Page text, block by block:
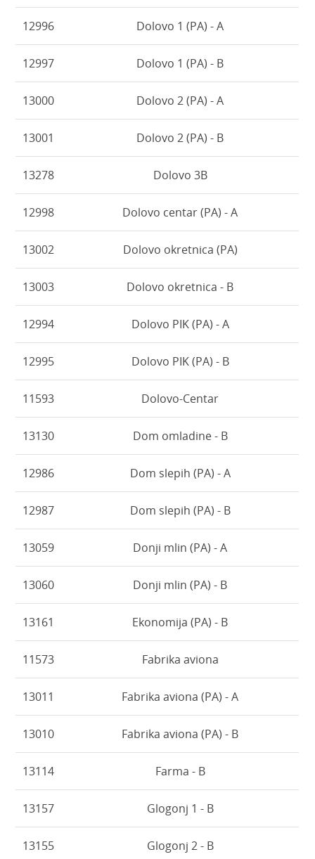
12996 Dolovo 1 (PA) - A
12997 Dolovo 1 (PA) - B
13000 Dolovo 2 (PA) - A
13001 Dolovo 2 (PA) - B
13278 Dolovo 3B
12998 Dolovo centar (PA) - A
13002 Dolovo okretnica (PA)
13003 Dolovo okretnica - B
12994 Dolovo PIK (PA) - A
12995 Dolovo PIK (PA) - B
11593 Dolovo-Centar
13130 Dom omladine - B
12986 Dom slepih (PA) - A
12987 Dom slepih (PA) - B
13059 Donji mlin (PA) - A
13060 Donji mlin (PA) - B
13161 Ekonomija (PA) - B
11573 Fabrika aviona
13011 Fabrika aviona (PA) - A
13010 Fabrika aviona (PA) - B
13114 Farma - B
13157 Glogonj 1 - B
13155 Glogonj 2 - B